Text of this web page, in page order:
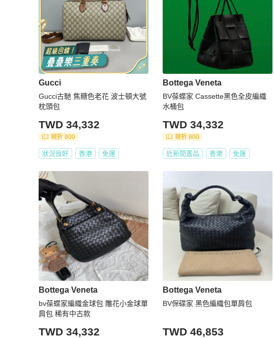
Gucci
Gucci古馳 焦糖色老花 波士頓大號
枕頭包
TWD 34,332
現折 800
狀況良好 香港 免運
Bottega Veneta
BV葆蝶家 Cassette黑色全皮編織
水桶包
TWD 34,332
現折 800
近新閒置品 香港 免運
Bottega Veneta
bv葆蝶家編織金球包 雕花小金球單
肩包 稀有中古款
TWD 34,332
Bottega Veneta
BV保碟家 黑色編織包單肩包
TWD 46,853